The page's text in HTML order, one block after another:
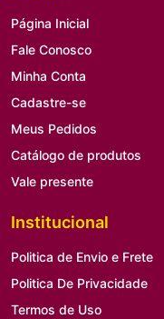
Página Inicial
Fale Conosco
Minha Conta
Cadastre-se
Meus Pedidos
Catálogo de produtos
Vale presente
Institucional
Politica de Envio e Frete
Politica De Privacidade
Termos de Uso